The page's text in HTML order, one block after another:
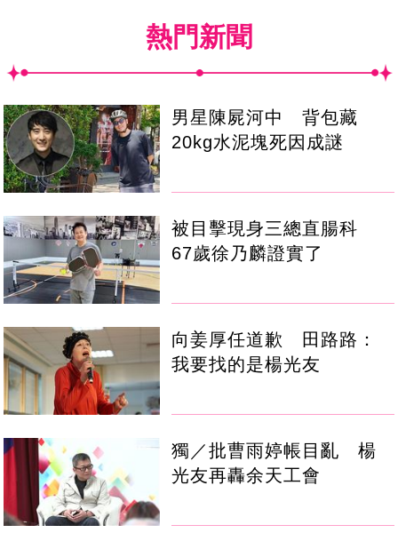
熱門新聞
男星陳屍河中 背包藏
20kg水泥塊死因成謎
被目擊現身三總直腸科
67歲徐乃麟證實了
向姜厚任道歉 田路路：
我要找的是楊光友
獨／批曹雨婷帳目亂 楊
光友再轟余天工會